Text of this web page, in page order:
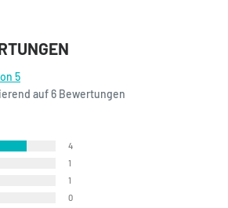
5
auf 6 Bewertungen
4
1
1
0